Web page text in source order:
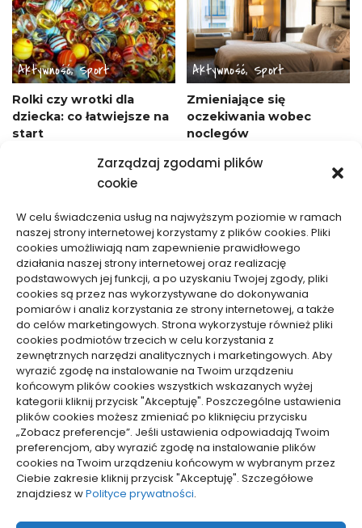
Zarządzaj zgodami plików
cookie
W celu świadczenia usług na najwyższym poziomie w ramach
naszej strony internetowej korzystamy z plików cookies. Pliki
cookies umożliwiają nam zapewnienie prawidłowego
działania naszej strony internetowej oraz realizację
podstawowych jej funkcji, a po uzyskaniu Twojej zgody, pliki
cookies są przez nas wykorzystywane do dokonywania
pomiarów i analiz korzystania ze strony internetowej, a także
do celów marketingowych. Strona wykorzystuje również pliki
cookies podmiotów trzecich w celu korzystania z
zewnętrznych narzędzi analitycznych i marketingowych. Aby
wyrazić zgodę na instalowanie na Twoim urządzeniu
końcowym plików cookies wszystkich wskazanych wyżej
kategorii kliknij przycisk "Akceptuję". Poszczególne ustawienia
plików cookies możesz zmieniać po kliknięciu przycisku
„Zobacz preferencje”. Jeśli ustawienia odpowiadają Twoim
preferencjom, aby wyrazić zgodę na instalowanie plików
cookies na Twoim urządzeniu końcowym w wybranym przez
Ciebie zakresie kliknij przycisk "Akceptuję". Szczegółowe
znajdziesz wPolityce prywatności.
Aktywność, Sport
Rolki czy wrotki dla
dziecka: co łatwiejsze na
start
Aktywność, Sport
Zmieniające się
oczekiwania wobec
noclegów
18/01/2026
Aktywność, Sport
Jak wybrać damski strój
sportowy zapewniający
pełną swobodę ruchów
14/11/2025
Aktywność, Sport
Jak pakować odzież na
camping? Sprawdź trik,
który zmieni Twój bagaż!
11/07/2025
WCZYTAJ WIĘCEJ
pozyjonowanie lokalne